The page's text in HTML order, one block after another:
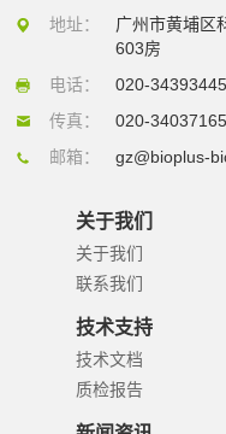
地址：
广州市黄埔区
603房
电话：
020-34393445
传真：
020-34037165
邮箱：
gz@bioplus-
关于我们
关于我们
联系我们
技术支持
技术文档
质检报告